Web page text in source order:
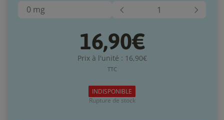
0 mg
16,90€
Prix à l'unité : 16,90€
TTC
INDISPONIBLE
Rupture de stock